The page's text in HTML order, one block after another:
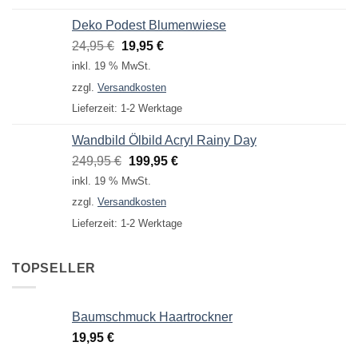
Deko Podest Blumenwiese
24,95€ Ursprünglicher
Preis
24,95 €
19,95 €Aktueller
19,95 €.
inkl. 19 % MwSt.
zzgl. Versandkosten
Lieferzeit: 1-2 Werktage
Wandbild Ölbild Acryl Rainy Day
249,95€ Ursprünglicher
Preis
249,95 €
199,95 €Aktueller
inkl. 19 % MwSt.
zzgl. Versandkosten
Lieferzeit: 1-2 Werktage
TOPSELLER
Baumschmuck Haartrockner
19,95 €